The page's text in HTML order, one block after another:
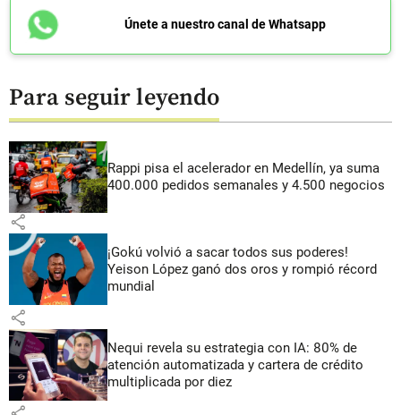
Únete a nuestro canal de Whatsapp
Para seguir leyendo
Rappi pisa el acelerador en Medellín, ya suma
400.000 pedidos semanales y 4.500 negocios
share
¡Gokú volvió a sacar todos sus poderes!
Yeison López ganó dos oros y rompió récord
mundial
share
Nequi revela su estrategia con IA: 80% de
atención automatizada y cartera de crédito
multiplicada por diez